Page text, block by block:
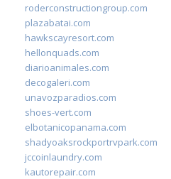
roderconstructiongroup.com
plazabatai.com
hawkscayresort.com
hellonquads.com
diarioanimales.com
decogaleri.com
unavozparadios.com
shoes-vert.com
elbotanicopanama.com
shadyoaksrockportrvpark.com
jccoinlaundry.com
kautorepair.com